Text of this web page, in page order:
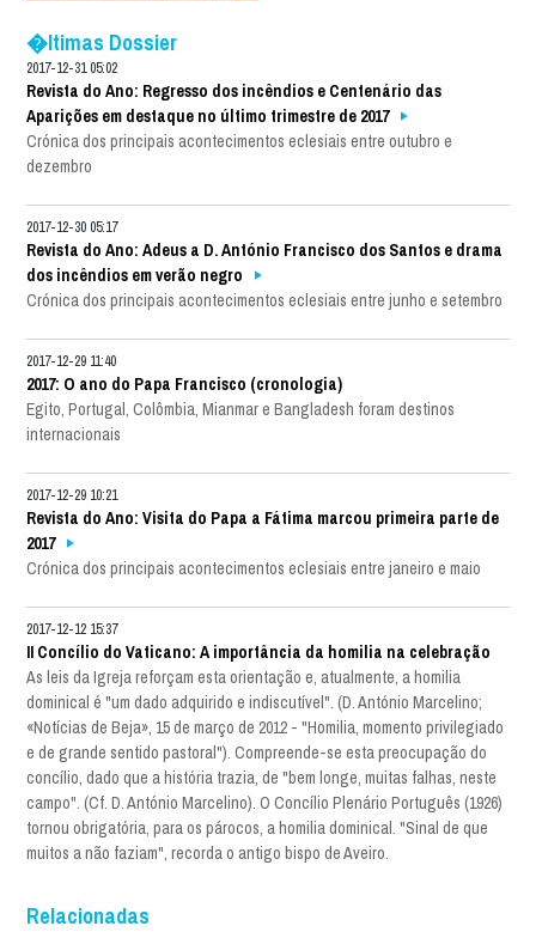
�ltimas Dossier
2017-12-31 05:02
Revista do Ano: Regresso dos incêndios e Centenário das
Aparições em destaque no último trimestre de 2017
Crónica dos principais acontecimentos eclesiais entre outubro e
dezembro
2017-12-30 05:17
Revista do Ano: Adeus a D. António Francisco dos Santos e drama
dos incêndios em verão negro
Crónica dos principais acontecimentos eclesiais entre junho e setembro
2017-12-29 11:40
2017: O ano do Papa Francisco (cronologia)
Egito, Portugal, Colômbia, Mianmar e Bangladesh foram destinos
internacionais
2017-12-29 10:21
Revista do Ano: Visita do Papa a Fátima marcou primeira parte de
2017
Crónica dos principais acontecimentos eclesiais entre janeiro e maio
2017-12-12 15:37
II Concílio do Vaticano: A importância da homilia na celebração
As leis da Igreja reforçam esta orientação e, atualmente, a homilia
dominical é "um dado adquirido e indiscutível". (D. António Marcelino;
«Notícias de Beja», 15 de março de 2012 - "Homilia, momento privilegiado
e de grande sentido pastoral"). Compreende-se esta preocupação do
concílio, dado que a história trazia, de "bem longe, muitas falhas, neste
campo". (Cf. D. António Marcelino). O Concílio Plenário Português (1926)
tornou obrigatória, para os párocos, a homilia dominical. "Sinal de que
muitos a não faziam", recorda o antigo bispo de Aveiro.
Relacionadas